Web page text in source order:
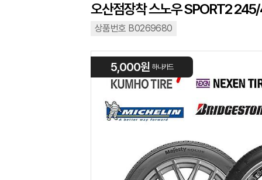
오산점장착 스노우 SPORT2
상품번호 B0269680
5,000원 하나카드